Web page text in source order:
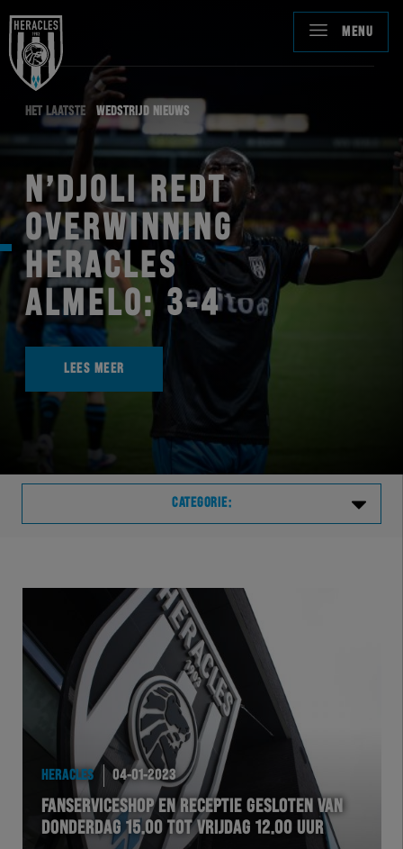
MENU
HET LAATSTE WEDSTRIJD NIEUWS
N’DJOLI REDT
OVERWINNING
HERACLES
ALMELO: 3-4
LEES MEER
CATEGORIE:
TELHER
HERVOL
EXCHER
HERACLES 04-01-2023
FANSERVICESHOP EN RECEPTIE GESLOTEN VAN
DONDERDAG 15.00 TOT VRIJDAG 12.00 UUR